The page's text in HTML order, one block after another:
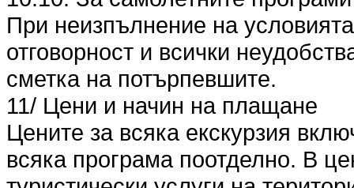
При неизпълнение на
отговорност и всички
сметка на потърпевшите.
11/ Цени и начин на плащане
Цените за всяка екскурзия
всяка програма поотделно. В